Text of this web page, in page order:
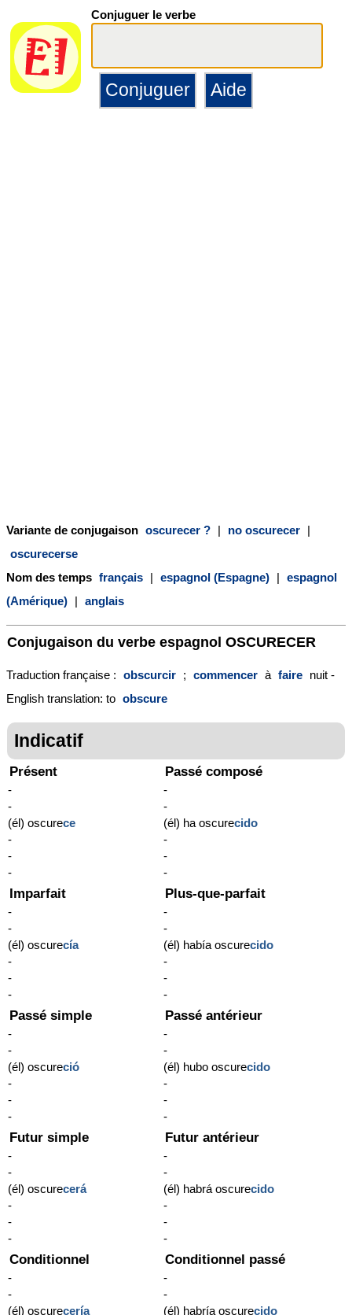
Conjuguer le verbe
Variante de conjugaison oscurecer ? | no oscurecer |
oscurecerse
Nom des temps français | espagnol (Espagne) | espagnol
(Amérique) | anglais
Conjugaison du verbe espagnol OSCURECER
Traduction française : obscurcir ; commencer à faire nuit -
English translation: to obscure
Indicatif
Présent
-
-
(él) oscurece
-
-
-
Passé composé
-
-
(él) ha oscurecido
-
-
-
Imparfait
-
-
(él) oscurecía
-
-
-
Plus-que-parfait
-
-
(él) había oscurecido
-
-
-
Passé simple
-
-
(él) oscureció
-
-
-
Passé antérieur
-
-
(él) hubo oscurecido
-
-
-
Futur simple
-
-
(él) oscurecerá
-
-
-
Futur antérieur
-
-
(él) habrá oscurecido
-
-
-
Conditionnel
-
-
(él) oscurecería
Conditionnel passé
-
-
(él) habría oscurecido